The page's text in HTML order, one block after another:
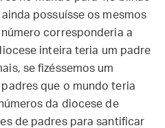
possuísse os mesmos
corresponderia a
inteira teria um padre
se fizéssemos um
que o mundo teria
da diocese de
de padres para santificar